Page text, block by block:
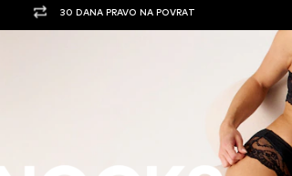
30 DANA PRAVO NA POVRAT